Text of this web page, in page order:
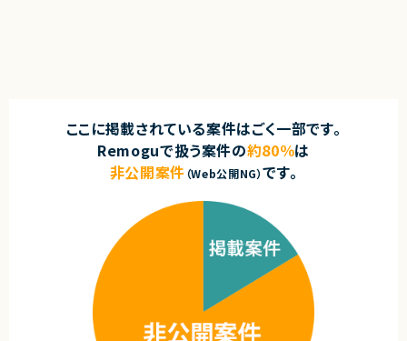
ここに掲載されている案件はごく一部です。
Remoguで扱う案件の約80％は
非公開案件 （Web公開NG）です。